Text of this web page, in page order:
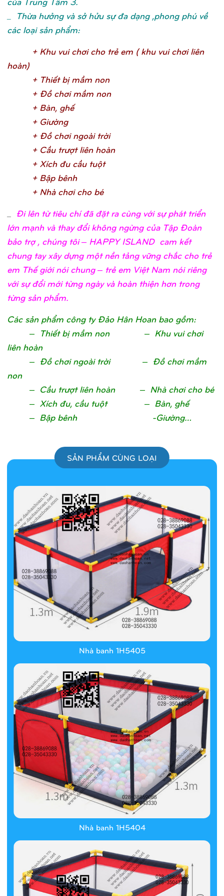
_ Thừa hưởng và sở hửu sự đa dạng ,phong phú về
các loại sản phẩm:
+ Khu vui chơi cho trẻem ( khu vui chơi liên
hoàn)
+ Thiết bịmầm non
+ Đồchơi mầm non
+ Bàn, ghế
+ Giường
+ Đồchơi ngoài trời
+ Cầu trượt liên hoàn
+ Xích đu cầu tuột
+ Bập bênh
+ Nhà chơi cho bé
Đi lên từ tiêu chí đã đặt ra cùng với sự phát triển
lớn mạnh và thay đổi không ngừng của Tập Đoàn
bảo trợ , chúng tôi – HAPPY ISLAND cam kết
chung tay xây dựng một nền tảng vững chắc cho trẻ
em Thế giới nói chung – trẻ em Việt Nam nói riêng
với sự đổi mới từng ngày và hoàn thiện hơn trong
từng sản phẩm.
Các sản phẩm công ty Đảo Hân Hoan bao gồm:
– Thiết bị mầm non – Khu vui chơi
liên hoàn
– Đồ chơi ngoài trời – Đồ chơi mầm
non
– Cầu trượt liên hoàn – Nhà chơi cho bé
– Xích đu, cầu tuột – Bàn, ghế
– Bập bênh -Giường…
SẢN PHẨM CÙNG LOẠI
Nhà banh 1H5405
Nhà banh 1H5404